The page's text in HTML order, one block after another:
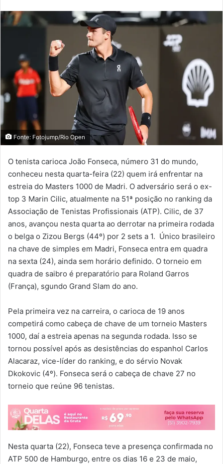
Fonte: Fotojump/Rio Open
O tenista carioca João Fonseca, número 31 do mundo,
conheceu nesta quarta-feira (22) quem irá enfrentar na
estreia do Masters 1000 de Madri. O adversário será o ex-
top 3 Marin Cilic, atualmente na 51ª posição no ranking da
Associação de Tenistas Profissionais (ATP). Cilic, de 37
anos, avançou nesta quarta ao derrotar na primeira rodada
o belga o Zizou Bergs (44º) por 2 sets a 1. Único brasileiro
na chave de simples em Madri, Fonseca entra em quadra
na sexta (24), ainda sem horário definido. O torneio em
quadra de saibro é preparatório para Roland Garros
(França), sgundo Grand Slam do ano.
Pela primeira vez na carreira, o carioca de 19 anos
competirá como cabeça de chave de um torneio Masters
1000, daí a estreia apenas na segunda rodada. Isso se
tornou possível após as desistências do espanhol Carlos
Alacaraz, vice-líder do ranking, e do sérvio Novak
Dkokovic (4º). Fonseca será o cabeça de chave 27 no
torneio que reúne 96 tenistas.
Nesta quarta (22), Fonseca teve a presença confirmada no
ATP 500 de Hamburgo, entre os dias 16 e 23 de maio,